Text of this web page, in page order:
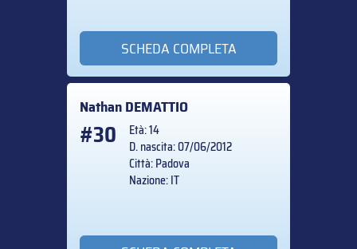
SCHEDA COMPLETA
NathanDEMATTIO
#30
Età: 14
D. nascita: 07/06/2012
Città: Padova
Nazione: IT